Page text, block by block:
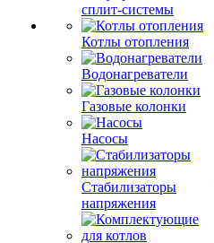
сплит-системы
Котлы отопления
Водонагреватели
Газовые колонки
Насосы
Стабилизаторы
напряжения